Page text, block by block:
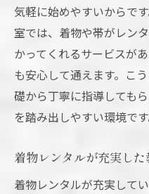
気軽に始めやすいからで
室では、着物や帯がレン
かってくれるサービスが
も安心して通えます。こ
礎から丁寧に指導しても
を踏み出しやすい環境です
着物レンタルが充実した
着物レンタルが充実して